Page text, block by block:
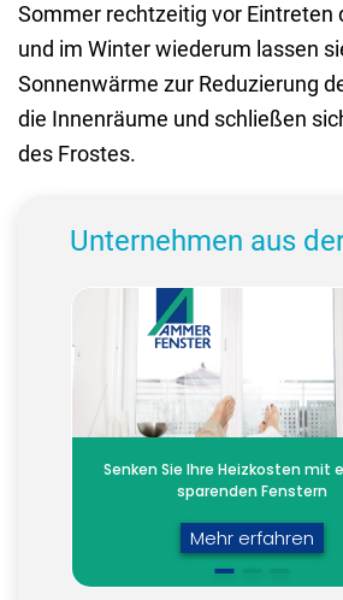
Sommer rechtzeitig vor Eintreten
und im Winter wiederum lassen
Sonnenwärme zur Reduzierung
die Innenräume und schließen
des Frostes.
Unternehmen aus